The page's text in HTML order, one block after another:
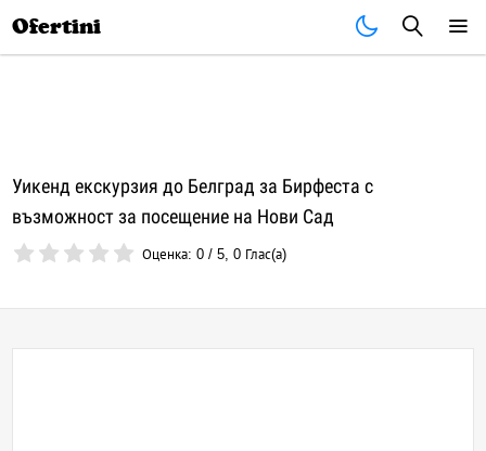
Ofertini
Уикенд екскурзия до Белград за Бирфеста с
възможност за посещение на Нови Сад
Оценка:0 /5,0 Глас(а)